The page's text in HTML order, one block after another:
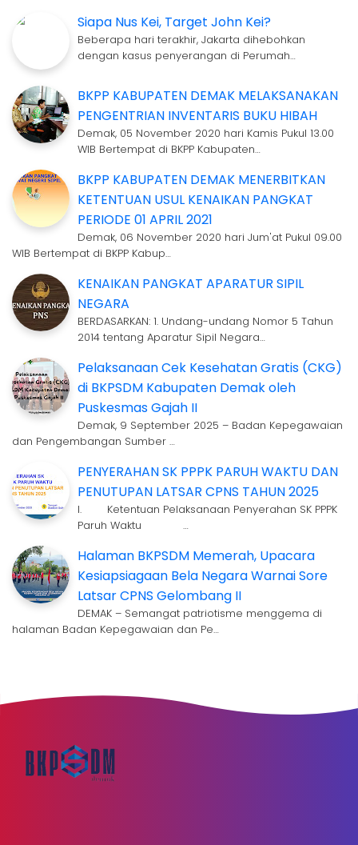
Siapa Nus Kei, Target John Kei?
Beberapa hari terakhir, Jakarta dihebohkan
dengan kasus penyerangan di Perumah…
BKPP KABUPATEN DEMAK MELAKSANAKAN
PENGENTRIAN INVENTARIS BUKU HIBAH
Demak, 05 November 2020 hari Kamis Pukul 13.00
WIB Bertempat di BKPP Kabupaten…
BKPP KABUPATEN DEMAK MENERBITKAN
KETENTUAN USUL KENAIKAN PANGKAT
PERIODE 01 APRIL 2021
Demak, 06 November 2020 hari Jum'at Pukul 09.00
WIB Bertempat di BKPP Kabup…
KENAIKAN PANGKAT APARATUR SIPIL
NEGARA
BERDASARKAN: 1. Undang-undang Nomor 5 Tahun
2014 tentang Aparatur Sipil Negara…
Pelaksanaan Cek Kesehatan Gratis (CKG)
di BKPSDM Kabupaten Demak oleh
Puskesmas Gajah II
Demak, 9 September 2025 – Badan Kepegawaian
dan Pengembangan Sumber …
PENYERAHAN SK PPPK PARUH WAKTU DAN
PENUTUPAN LATSAR CPNS TAHUN 2025
I. Ketentuan Pelaksanaan Penyerahan SK PPPK
Paruh Waktu …
Halaman BKPSDM Memerah, Upacara
Kesiapsiagaan Bela Negara Warnai Sore
Latsar CPNS Gelombang II
DEMAK – Semangat patriotisme menggema di
halaman Badan Kepegawaian dan Pe…